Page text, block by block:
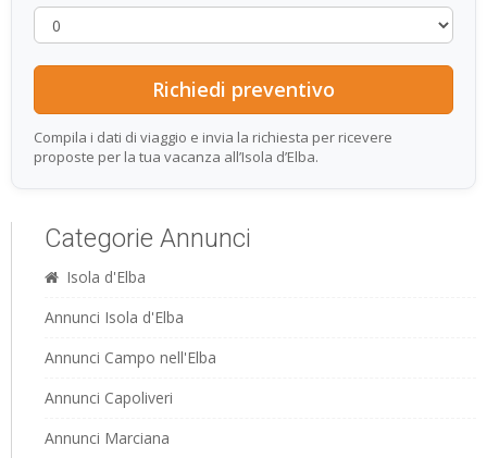
Compila i dati di viaggio e invia la richiesta per ricevere
proposte per la tua vacanza all’Isola d’Elba.
Categorie Annunci
Isola d'Elba
Annunci Isola d'Elba
Annunci Campo nell'Elba
Annunci Capoliveri
Annunci Marciana